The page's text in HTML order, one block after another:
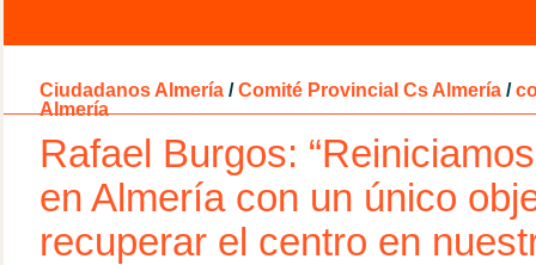
Ciudadanos Almería / Comité Provincial Cs Almería /
Almería
Rafael Burgos:
en Almería con un único
recuperar el centro en